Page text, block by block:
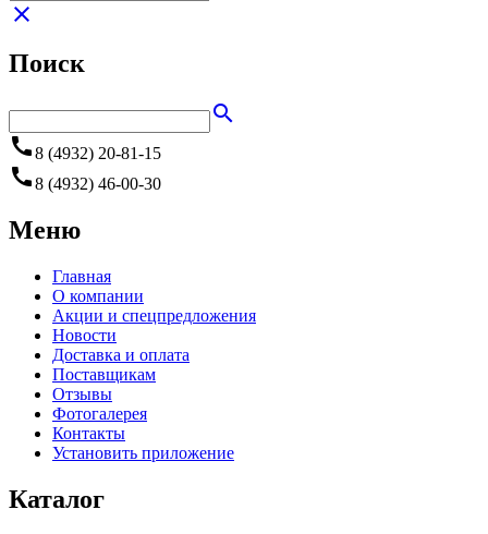
close
Поиск
search
call8 (4932) 20-81-15
call8 (4932) 46-00-30
Меню
Главная
О компании
Акции и спецпредложения
Новости
Доставка и оплата
Поставщикам
Отзывы
Фотогалерея
Контакты
Установить приложение
Каталог